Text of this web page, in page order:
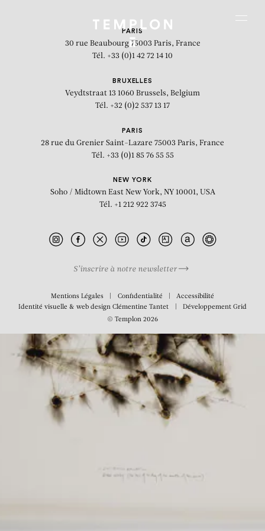
Wind Study (The Hour of the Day of
PARIS
30 rue Beaubourg 75003 Paris, France
Tél. +33 (0)1 42 72 14 10
BRUXELLES
Veydtstraat 13 1060 Brussels, Belgium
Tél. +32 (0)2 537 13 17
PARIS
28 rue du Grenier Saint-Lazare 75003 Paris, France
Tél. +33 (0)1 85 76 55 55
NEW YORK
Soho / Midtown East New York, NY 10001, USA
Tél. +1 212 922 3745
S’inscrire à notre newsletter
Mentions Légales Confidentialité
Accessibilité
Identité visuelle & web designClémentine Tantet Développement Grid
© Templon 2026